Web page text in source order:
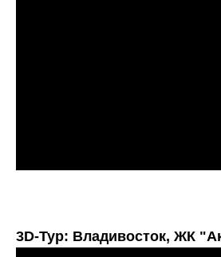
3D-Тур: Владивосток, ЖК